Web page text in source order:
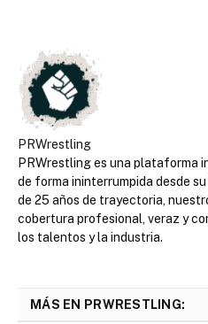
PRWrestling
PRWrestling es una plataforma
de forma ininterrumpida desde
de 25 años de trayectoria,
cobertura profesional, veraz y
los talentos y la industria.
MÁS EN PRWRESTLING: